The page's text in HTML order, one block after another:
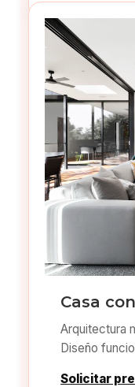
Casa
Arquitectura
Diseño
Solicitar